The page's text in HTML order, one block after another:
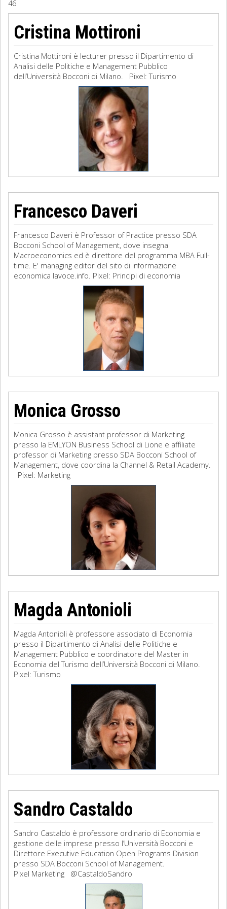
Filosofia
Storia
46
Cristina Mottironi
Cristina Mottironi è lecturer presso il Dipartimento di
Analisi delle Politiche e Management Pubblico
dell’Università Bocconi di Milano. Pixel: Turismo
Francesco Daveri
Francesco Daveri è Professor of Practice presso SDA
Bocconi School of Management, dove insegna
Macroeconomics ed è direttore del programma MBA Full-
time. E' managing editor del sito di informazione
economica lavoce.info. Pixel: Principi di economia
Monica Grosso
Monica Grosso è assistant professor di Marketing
presso la EMLYON Business School di Lione e affiliate
professor di Marketing presso SDA Bocconi School of
Management, dove coordina la Channel & Retail Academy.
Pixel: Marketing
Magda Antonioli
Magda Antonioli è professore associato di Economia
presso il Dipartimento di Analisi delle Politiche e
Management Pubblico e coordinatore del Master in
Economia del Turismo dell’Università Bocconi di Milano.
Pixel: Turismo
Sandro Castaldo
Sandro Castaldo è professore ordinario di Economia e
gestione delle imprese presso l’Università Bocconi e
Direttore Executive Education Open Programs Division
presso SDA Bocconi School of Management.
Pixel Marketing @CastaldoSandro